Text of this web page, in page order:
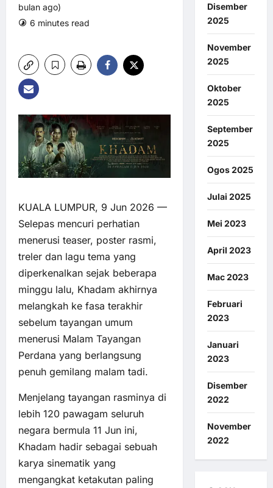
bulan ago)
6 minutes read
KUALA LUMPUR, 9 Jun 2026 —
Selepas mencuri perhatian
menerusi teaser, poster rasmi,
treler dan lagu tema yang
diperkenalkan sejak beberapa
minggu lalu, Khadam akhirnya
melangkah ke fasa terakhir
sebelum tayangan umum
menerusi Malam Tayangan
Perdana yang berlangsung
penuh gemilang malam tadi.
Menjelang tayangan rasminya di
lebih 120 pawagam seluruh
negara bermula 11 Jun ini,
Khadam hadir sebagai sebuah
karya sinematik yang
mengangkat ketakutan paling
Disember
2025
November
2025
Oktober
2025
September
2025
Ogos 2025
Julai 2025
Mei 2023
April 2023
Mac 2023
Februari
2023
Januari
2023
Disember
2022
November
2022